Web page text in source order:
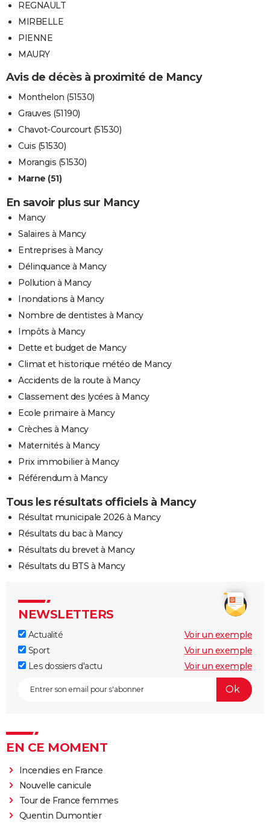
REGNAULT
MIRBELLE
PIENNE
MAURY
Avis de décès à proximité de Mancy
Monthelon (51530)
Grauves (51190)
Chavot-Courcourt (51530)
Cuis (51530)
Morangis (51530)
Marne (51)
En savoir plus sur Mancy
Mancy
Salaires à Mancy
Entreprises à Mancy
Délinquance à Mancy
Pollution à Mancy
Inondations à Mancy
Nombre de dentistes à Mancy
Impôts à Mancy
Dette et budget de Mancy
Climat et historique météo de Mancy
Accidents de la route à Mancy
Classement des lycées à Mancy
Ecole primaire à Mancy
Crèches à Mancy
Maternités à Mancy
Prix immobilier à Mancy
Référendum à Mancy
Tous les résultats officiels à Mancy
Résultat municipale 2026 à Mancy
Résultats du bac à Mancy
Résultats du brevet à Mancy
Résultats du BTS à Mancy
NEWSLETTERS
Actualité
Voir un exemple
Sport
Voir un exemple
Les dossiers d'actu
Voir un exemple
EN CE MOMENT
Incendies en France
Nouvelle canicule
Tour de France femmes
Quentin Dumontier